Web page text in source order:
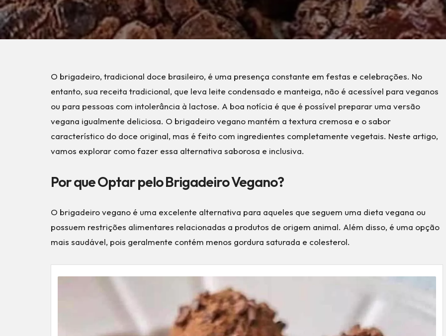
O brigadeiro, tradicional doce brasileiro, é uma presença constante em festas e celebrações. No
entanto, sua receita tradicional, que leva leite condensado e manteiga, não é acessível para veganos
ou para pessoas com intolerância à lactose. A boa notícia é que é possível preparar uma versão
vegana igualmente deliciosa. O brigadeiro vegano mantém a textura cremosa e o sabor
característico do doce original, mas é feito com ingredientes completamente vegetais. Neste artigo,
vamos explorar como fazer essa alternativa saborosa e inclusiva.
Por que Optar pelo Brigadeiro Vegano?
O brigadeiro vegano é uma excelente alternativa para aqueles que seguem uma dieta vegana ou
possuem restrições alimentares relacionadas a produtos de origem animal. Além disso, é uma opção
mais saudável, pois geralmente contém menos gordura saturada e colesterol.